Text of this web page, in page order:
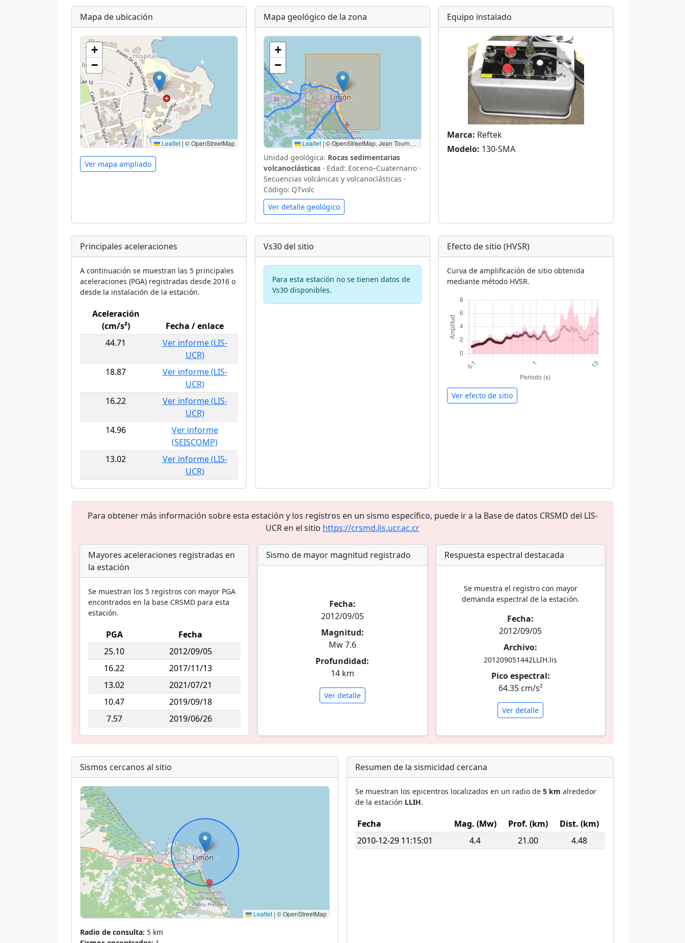
Mapa de ubicación
+
−
Leaflet | © OpenStreetMap
Ver mapa ampliado
Mapa geológico de la zona
+
−
Leaflet | © OpenStreetMap, Jean Tournon., G. A. (1997). Mapa Geológico de Costa Rica, Escala 1: 500 000.
Unidad geológica: Rocas sedimentarias
volcanoclásticas · Edad: Eoceno–Cuaternario ·
Secuencias volcánicas y volcanoclásticas ·
Código: QTvolc
Ver detalle geológico
Equipo instalado
Marca: Reftek
Modelo: 130-SMA
Principales aceleraciones
A continuación se muestran las 5 principales
aceleraciones (PGA) registradas desde 2016 o
desde la instalación de la estación.
Aceleración
(cm/s²)
Fecha / enlace
44.71
Ver informe (LIS-
UCR)
18.87
Ver informe (LIS-
UCR)
16.22
Ver informe (LIS-
UCR)
14.96
Ver informe
(SEISCOMP)
13.02
Ver informe (LIS-
UCR)
Vs30 del sitio
Para esta estación no se tienen datos de
Vs30 disponibles.
Efecto de sitio (HVSR)
Curva de amplificación de sitio obtenida
mediante método HVSR.
Ver efecto de sitio
Para obtener más información sobre esta estación y los registros en un sismo específico, puede ir a la Base de datos CRSMD del LIS-
UCR en el sitio https://crsmd.lis.ucr.ac.cr
Mayores aceleraciones registradas en
la estación
Se muestran los 5 registros con mayor PGA
encontrados en la base CRSMD para esta
estación.
PGA
Fecha
25.10
2012/09/05
16.22
2017/11/13
13.02
2021/07/21
10.47
2019/09/18
7.57
2019/06/26
Sismo de mayor magnitud registrado
Fecha:
2012/09/05
Magnitud:
Mw 7.6
Profundidad:
14 km
Ver detalle
Respuesta espectral destacada
Se muestra el registro con mayor
demanda espectral de la estación.
Fecha:
2012/09/05
Archivo:
201209051442LLIH.lis
Pico espectral:
64.35 cm/s²
Ver detalle
Sismos cercanos al sitio
Leaflet | © OpenStreetMap
Radio de consulta: 5 km
Resumen de la sismicidad cercana
Se muestran los epicentros localizados en un radio de 5 km alrededor
de la estación LLIH.
Fecha Mag. (Mw) Prof. (km)
Dist. (km)
2010-12-29 11:15:01
4.4 21.00 4.48